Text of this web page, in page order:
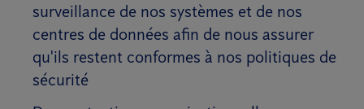
surveillance de nos systèmes et de nos
centres de données afin de nous assurer
qu'ils restent conformes à nos politiques de
sécurité